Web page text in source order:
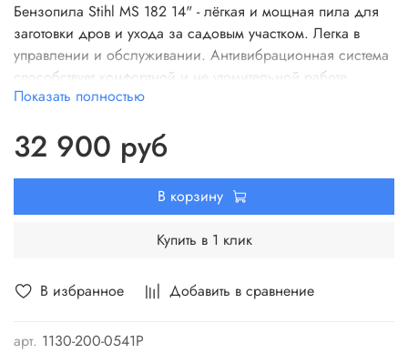
В избранное Добавить в сравнение
арт. 1130-200-0541P
Бензопила Stihl MS 182 14" - лёгкая и мощная пила для
заготовки дров и ухода за садовым участком. Легка в
управлении и обслуживании. Антивибрационная система
способствует комфортной и не утомительной работе.
Система смазки Ematic вдвое снижает расход масла.
случае обрыва цепи.
Показать полностью
32 900 руб
В корзину
Купить в 1 клик